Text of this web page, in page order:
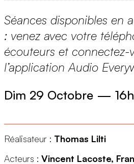
Séances disponibles en
: venez avec votre
écouteurs et connectez-
l’application Audio
Dim 29 Octobre — 16h
Réalisateur : Thomas Lilti
Acteurs : Vincent Lacoste,